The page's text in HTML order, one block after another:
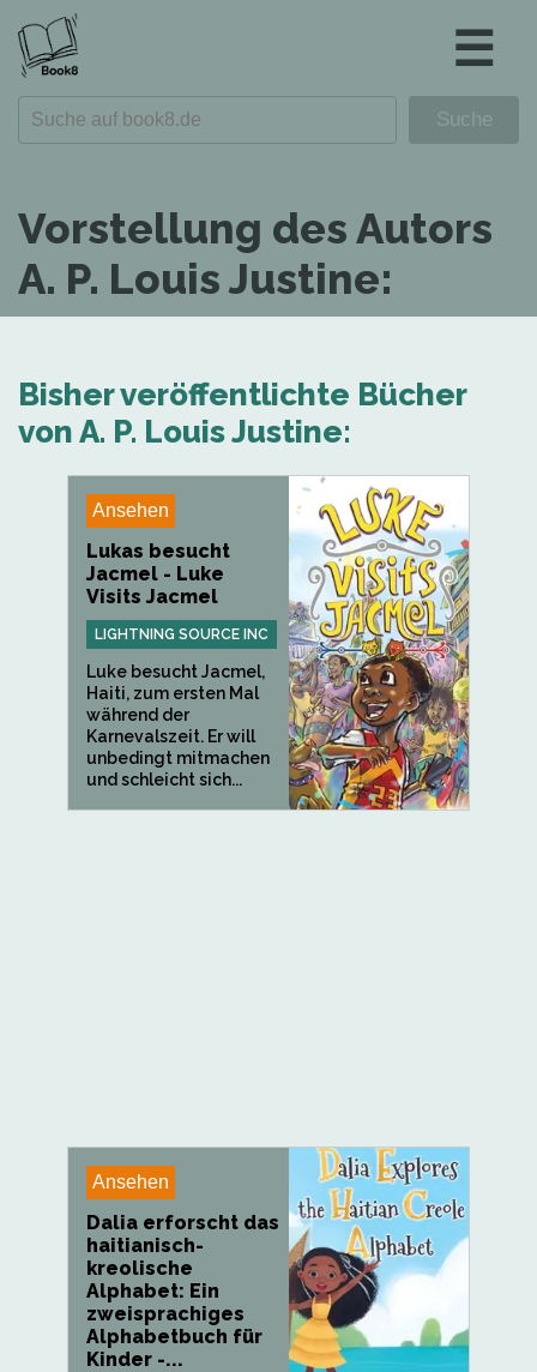
☰
Vorstellung des Autors
A. P. Louis Justine:
Bisher veröffentlichte Bücher
von A. P. Louis Justine:
Ansehen
Lukas besucht
Jacmel - Luke
Visits Jacmel
LIGHTNING SOURCE INC
Luke besucht Jacmel,
Haiti, zum ersten Mal
während der
Karnevalszeit. Er will
unbedingt mitmachen
und schleicht sich...
Ansehen
Dalia erforscht das
haitianisch-
kreolische
Alphabet: Ein
zweisprachiges
Alphabetbuch für
Kinder -...